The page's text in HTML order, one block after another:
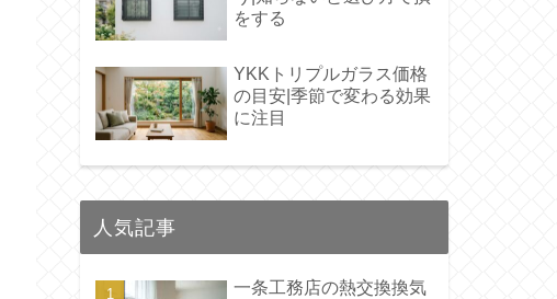
をする
YKKトリプルガラス価格
の目安|季節で変わる効果
に注目
人気記事
一条工務店の熱交換換気